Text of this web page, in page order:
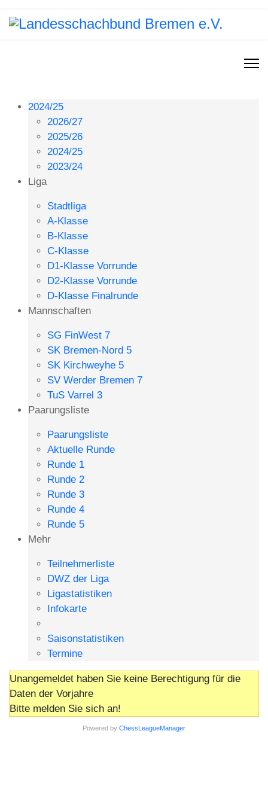
2024/25
2026/27
2025/26
2024/25
2023/24
Liga
Stadtliga
A-Klasse
B-Klasse
C-Klasse
D1-Klasse Vorrunde
D2-Klasse Vorrunde
D-Klasse Finalrunde
Mannschaften
SG FinWest 7
SK Bremen-Nord 5
SK Kirchweyhe 5
SV Werder Bremen 7
TuS Varrel 3
Paarungsliste
Paarungsliste
Aktuelle Runde
Runde 1
Runde 2
Runde 3
Runde 4
Runde 5
Mehr
Teilnehmerliste
DWZ der Liga
Ligastatistiken
Infokarte
Saisonstatistiken
Termine
Unangemeldet haben Sie keine Berechtigung für die
Daten der Vorjahre
Bitte melden Sie sich an!
Powered by ChessLeagueManager